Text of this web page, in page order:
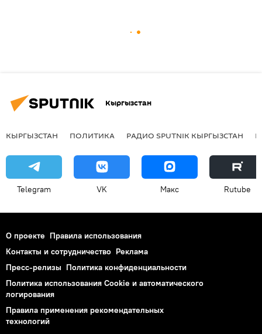
Кыргызстан
КЫРГЫЗСТАН ПОЛИТИКА РАДИО SPUTNIK КЫРГЫЗСТАН
Telegram VK Макс Rutube
О проекте Правила использования
Контакты и сотрудничество Реклама
Пресс-релизы Политика конфиденциальности
Политика использования Cookie и автоматического
логирования
Правила применения рекомендательных
технологий